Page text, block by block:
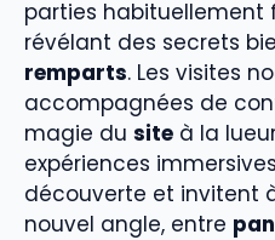
parties habituellement
révélant des secrets
remparts. Les visites
accompagnées de
magie du site à la
expériences
découverte et invitent
nouvel angle, entre